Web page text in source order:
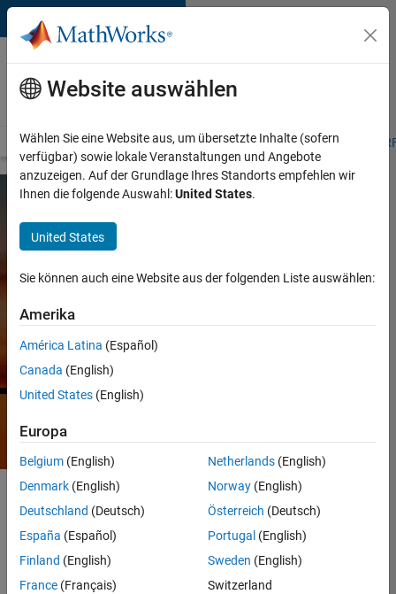
Weiter zum Inhalt
Luftfahrt,
Raumfahrt und
Verteidigung
Übersicht Raumfahrtsysteme AUV Zertifizierungsstandards
BRANCHENSTANDARDS
GN&C:
Standards für
MATLAB und
Simulink
Guidance-, Navigation- und
Control MATLAB sowie
Simulink-Standards beschreibt
Website auswählen
Wählen Sie eine Website aus, um übersetzte Inhalte (sofern
verfügbar) sowie lokale Veranstaltungen und Angebote
anzuzeigen. Auf der Grundlage Ihres Standorts empfehlen wir
Ihnen die folgende Auswahl:United States.
United States
Sie können auch eine Website aus der folgenden Liste auswählen:
Amerika
América Latina (Español)
Canada (English)
United States (English)
Europa
Belgium (English)
Denmark (English)
Deutschland (Deutsch)
España (Español)
Finland (English)
France (Français)
Netherlands(English)
Norway(English)
Österreich (Deutsch)
Portugal (English)
Sweden (English)
Switzerland